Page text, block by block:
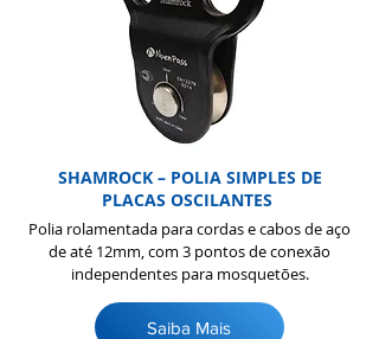
SHAMROCK – POLIA SIMPLES DE
PLACAS OSCILANTES
Polia rolamentada para cordas e cabos de aço
de até 12mm, com 3 pontos de conexão
independentes para mosquetões.
Saiba Mais